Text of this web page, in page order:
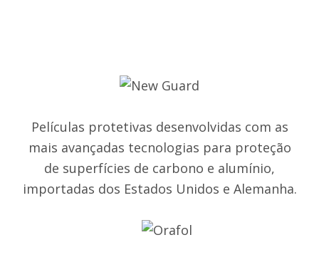
Películas protetivas desenvolvidas com as
mais avançadas tecnologias para proteção
de superfícies de carbono e alumínio,
importadas dos Estados Unidos e Alemanha.